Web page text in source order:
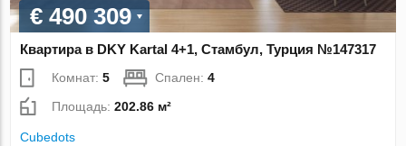
€ 490 309
Квартира в DKY Kartal 4+1, Стамбул, Турция №147317
Комнат:5 Спален:4
Площадь:202.86 м²
Cubedots